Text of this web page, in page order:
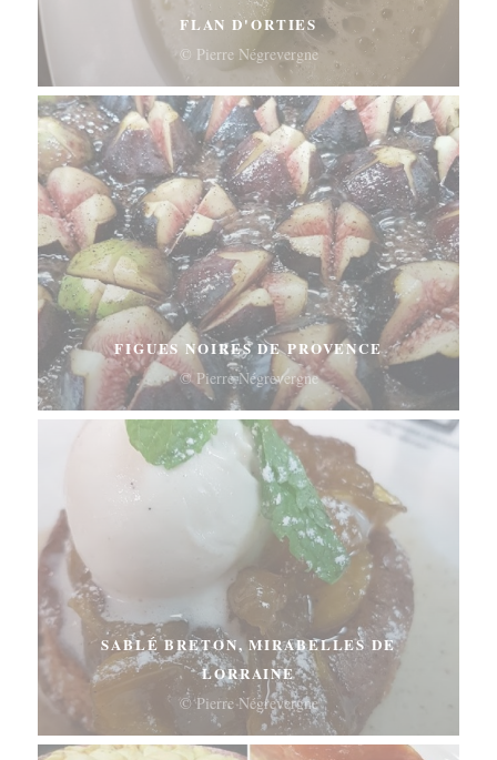
FLAN D'ORTIES
© Pierre Négrevergne
FIGUES NOIRES DE PROVENCE
© Pierre Négrevergne
SABLÉ BRETON, MIRABELLES DE
LORRAINE
© Pierre Négrevergne